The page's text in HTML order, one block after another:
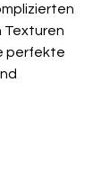
Texturen
perfekte